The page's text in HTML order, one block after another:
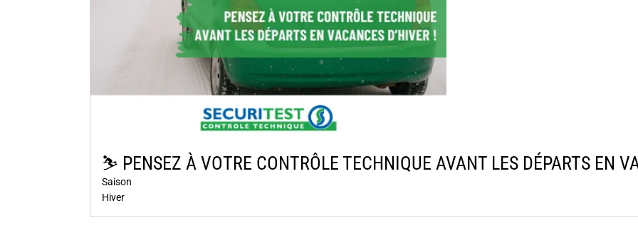
⛷️​ PENSEZ À VOTRE CONTRÔLE TECHNIQUE AVANT LES DÉPARTS EN
Saison
Hiver